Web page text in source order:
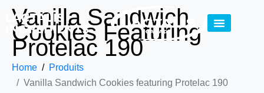
Vanilla Sandwich
Cookies Featuring
Protelac 190
Home
Produits
Vanilla Sandwich Cookies featuring Protelac 190